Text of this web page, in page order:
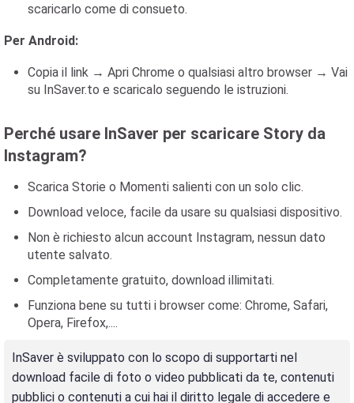
scaricarlo come di consueto.
Per Android:
Copia il link → Apri Chrome o qualsiasi altro browser → Vai
su InSaver.to e scaricalo seguendo le istruzioni.
Perché usare InSaver per scaricare Story da
Instagram?
Scarica Storie o Momenti salienti con un solo clic.
Download veloce, facile da usare su qualsiasi dispositivo.
Non è richiesto alcun account Instagram, nessun dato
utente salvato.
Completamente gratuito, download illimitati.
Funziona bene su tutti i browser come: Chrome, Safari,
Opera, Firefox,....
InSaver è sviluppato con lo scopo di supportarti nel
download facile di foto o video pubblicati da te, contenuti
pubblici o contenuti a cui hai il diritto legale di accedere e